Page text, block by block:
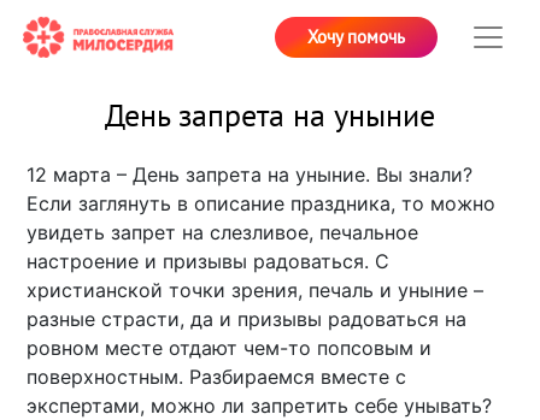
Хочу помочь
День запрета на уныние
12 марта – День запрета на уныние. Вы знали?
Если заглянуть в описание праздника, то можно
увидеть запрет на слезливое, печальное
настроение и призывы радоваться. С
христианской точки зрения, печаль и уныние –
разные страсти, да и призывы радоваться на
ровном месте отдают чем-то попсовым и
поверхностным. Разбираемся вместе с
экспертами, можно ли запретить себе унывать?